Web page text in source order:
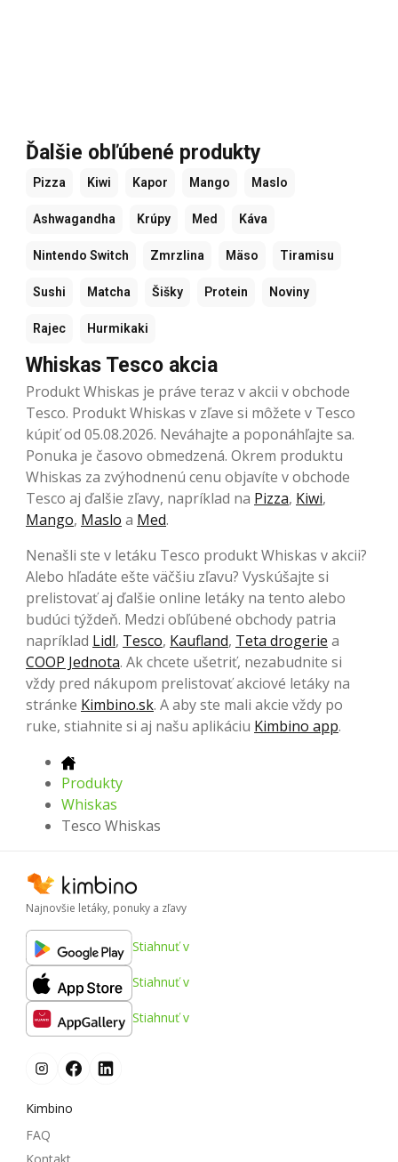
Ďalšie obľúbené produkty
Pizza Kiwi Kapor Mango Maslo
Ashwagandha Krúpy Med Káva
Nintendo Switch Zmrzlina Mäso Tiramisu
Sushi Matcha Šišky Protein Noviny
Rajec Hurmikaki
Whiskas Tesco akcia
Produkt Whiskas je práve teraz v akcii v obchode
Tesco. Produkt Whiskas v zľave si môžete v Tesco
kúpiť od 05.08.2026. Neváhajte a poponáhľajte sa.
Ponuka je časovo obmedzená. Okrem produktu
Whiskas za zvýhodnenú cenu objavíte v obchode
Tesco aj ďalšie zľavy, napríklad na Pizza, Kiwi,
Mango, Maslo a Med.
Nenašli ste v letáku Tesco produkt Whiskas v akcii?
Alebo hľadáte ešte väčšiu zľavu? Vyskúšajte si
prelistovať aj ďalšie online letáky na tento alebo
budúci týždeň. Medzi obľúbené obchody patria
napríklad Lidl, Tesco, Kaufland, Teta drogerie a
COOP Jednota. Ak chcete ušetriť, nezabudnite si
vždy pred nákupom prelistovať akciové letáky na
stránke Kimbino.sk. A aby ste mali akcie vždy po
ruke, stiahnite si aj našu aplikáciu Kimbino app.
Produkty
Whiskas
Tesco Whiskas
Najnovšie letáky, ponuky a zľavy
Stiahnuť v
Stiahnuť v
Stiahnuť v
Kimbino
FAQ